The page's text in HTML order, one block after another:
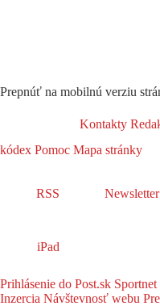
Prepnúť na mobilnú verziu
Kontakty
kódex Pomoc Mapa stránky
RSS Newsletter
iPad
Prihlásenie do Post.sk Sportnet
Inzercia Návštevnosť webu